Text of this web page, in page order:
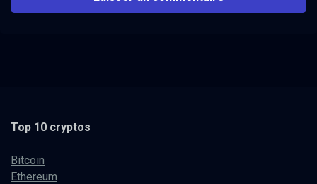
Top 10 cryptos
Bitcoin
Ethereum